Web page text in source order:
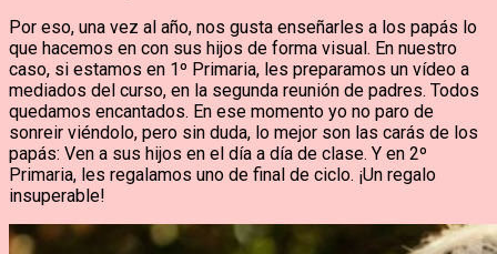
Por eso, una vez al año, nos gusta enseñarles a los papás lo
que hacemos en con sus hijos de forma visual. En nuestro
caso, si estamos en 1º Primaria, les preparamos un vídeo a
mediados del curso, en la segunda reunión de padres. Todos
quedamos encantados. En ese momento yo no paro de
sonreir viéndolo, pero sin duda, lo mejor son las carás de los
papás: Ven a sus hijos en el día a día de clase. Y en 2º
Primaria, les regalamos uno de final de ciclo. ¡Un regalo
insuperable!